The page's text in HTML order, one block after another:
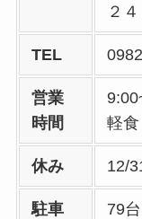
２
TEL
営業
時間
軽
休み 12/
駐車
79